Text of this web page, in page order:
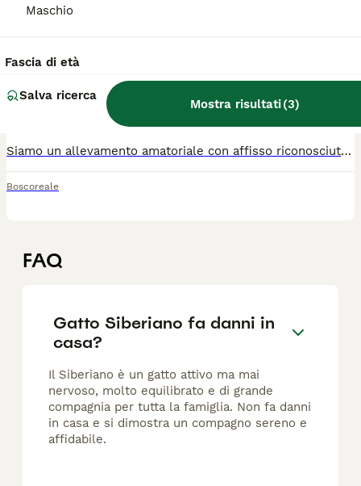
Maschio
Fascia di età
Salva ricerca
Mostra risultati(3)
12 settimane 4
Siamo un allevamento amatoriale con affisso riconosciuto, e per scelta facciamo una sola cucciolata all’anno, per rispetto: dei ritmi della mamma.La nostra linea genetica unisce radici importanti:una mamma di linea russa, elegante e dolcissima e, per questa cucciolata, un papà di linea tedesca, maestoso e dal carattere equilibrato. I cuccioli crescono in famiglia, non in stanze separate: sentono la casa, le persone, gli altri animali. Per questo diventano gatti sicuri, socializzati, affettuosi e abituati alla vita domestica. Li affidiamo al terzo mese, con pedigree ANFI , microchip, vaccini completi e libretto sanitario aggiornato.
Boscoreale
FAQ
Gatto Siberiano fa danni in
casa?
Il Siberiano è un gatto attivo ma mai
nervoso, molto equilibrato e di grande
compagnia per tutta la famiglia. Non fa danni
in casa e si dimostra un compagno sereno e
affidabile.